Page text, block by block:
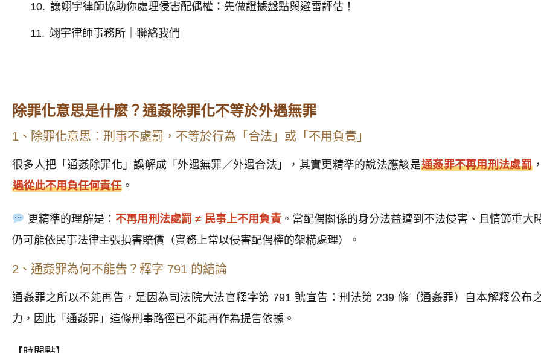
讓翊宇律師協助你處理侵害配偶權：先做證據盤點與避雷評估！
翊宇律師事務所｜聯絡我們
除罪化意思是什麼？通姦除罪化不等於外遇無罪
1、除罪化意思：刑事不處罰，不等於行為「合法」或「不用負責」
很多人把「通姦除罪化」誤解成「外遇無罪／外遇合法」，其實更精準的說法應該是通姦罪不再用刑法處罰
遇從此不用負任何責任 。
更精準的理解是：不再用刑法處罰 ≠ 民事上不用負責。當配偶關係的身分法益遭到不法侵害、且情節重大
仍可能依民事法律主張損害賠償（實務上常以侵害配偶權的架構處理）。
2、通姦罪為何不能告？釋字 791 的結論
通姦罪之所以不能再告，是因為司法院大法官釋字第 791 號宣告：刑法第 239 條（通姦罪）自本解釋公布
力，因此「通姦罪」這條刑事路徑已不能再作為提告依據。